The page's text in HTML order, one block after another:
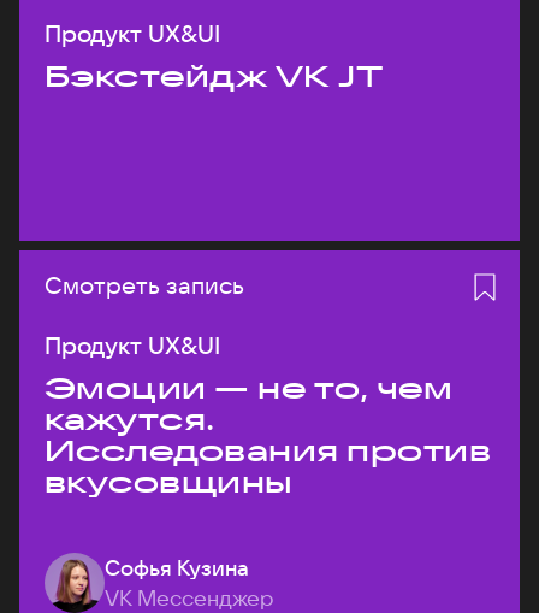
Продукт UX&UI
Бэкстейдж VK JT
Смотреть запись
Продукт UX&UI
Эмоции — не то, чем
кажутся.
Исследования против
вкусовщины
Софья Кузина
VK Мессенджер